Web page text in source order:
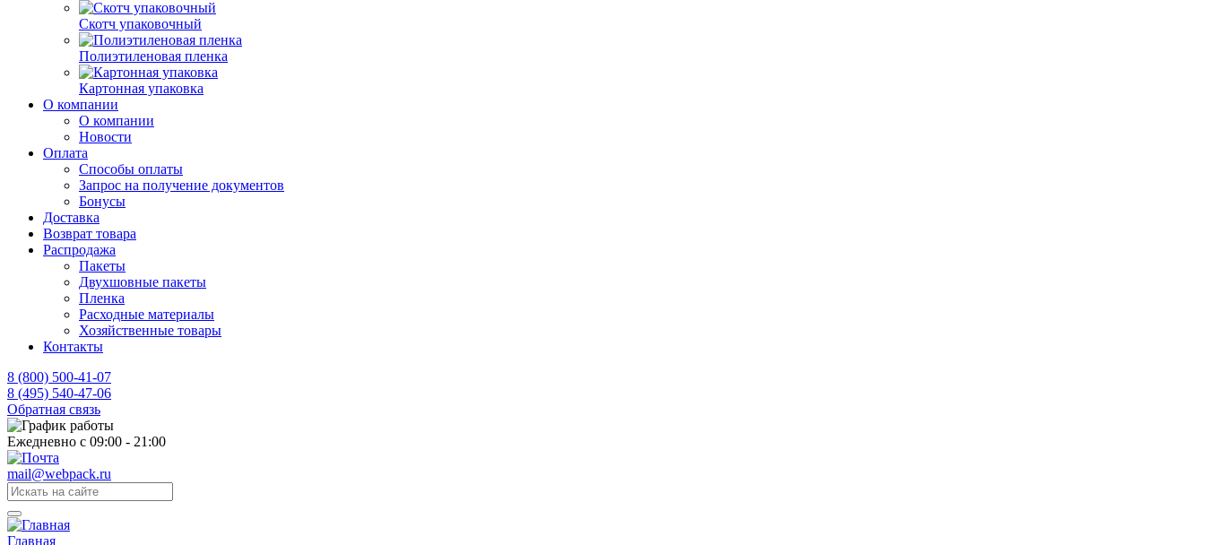
Скотч упаковочный
Полиэтиленовая пленка
Картонная упаковка
О компании
О компании
Новости
Оплата
Способы оплаты
Запрос на получение документов
Бонусы
Доставка
Возврат товара
Распродажа
Пакеты
Двухшовные пакеты
Пленка
Расходные материалы
Хозяйственные товары
Контакты
8 (800) 500-41-07
8 (495) 540-47-06
Обратная связь
Ежедневно с 09:00 - 21:00
mail@webpack.ru
Главная